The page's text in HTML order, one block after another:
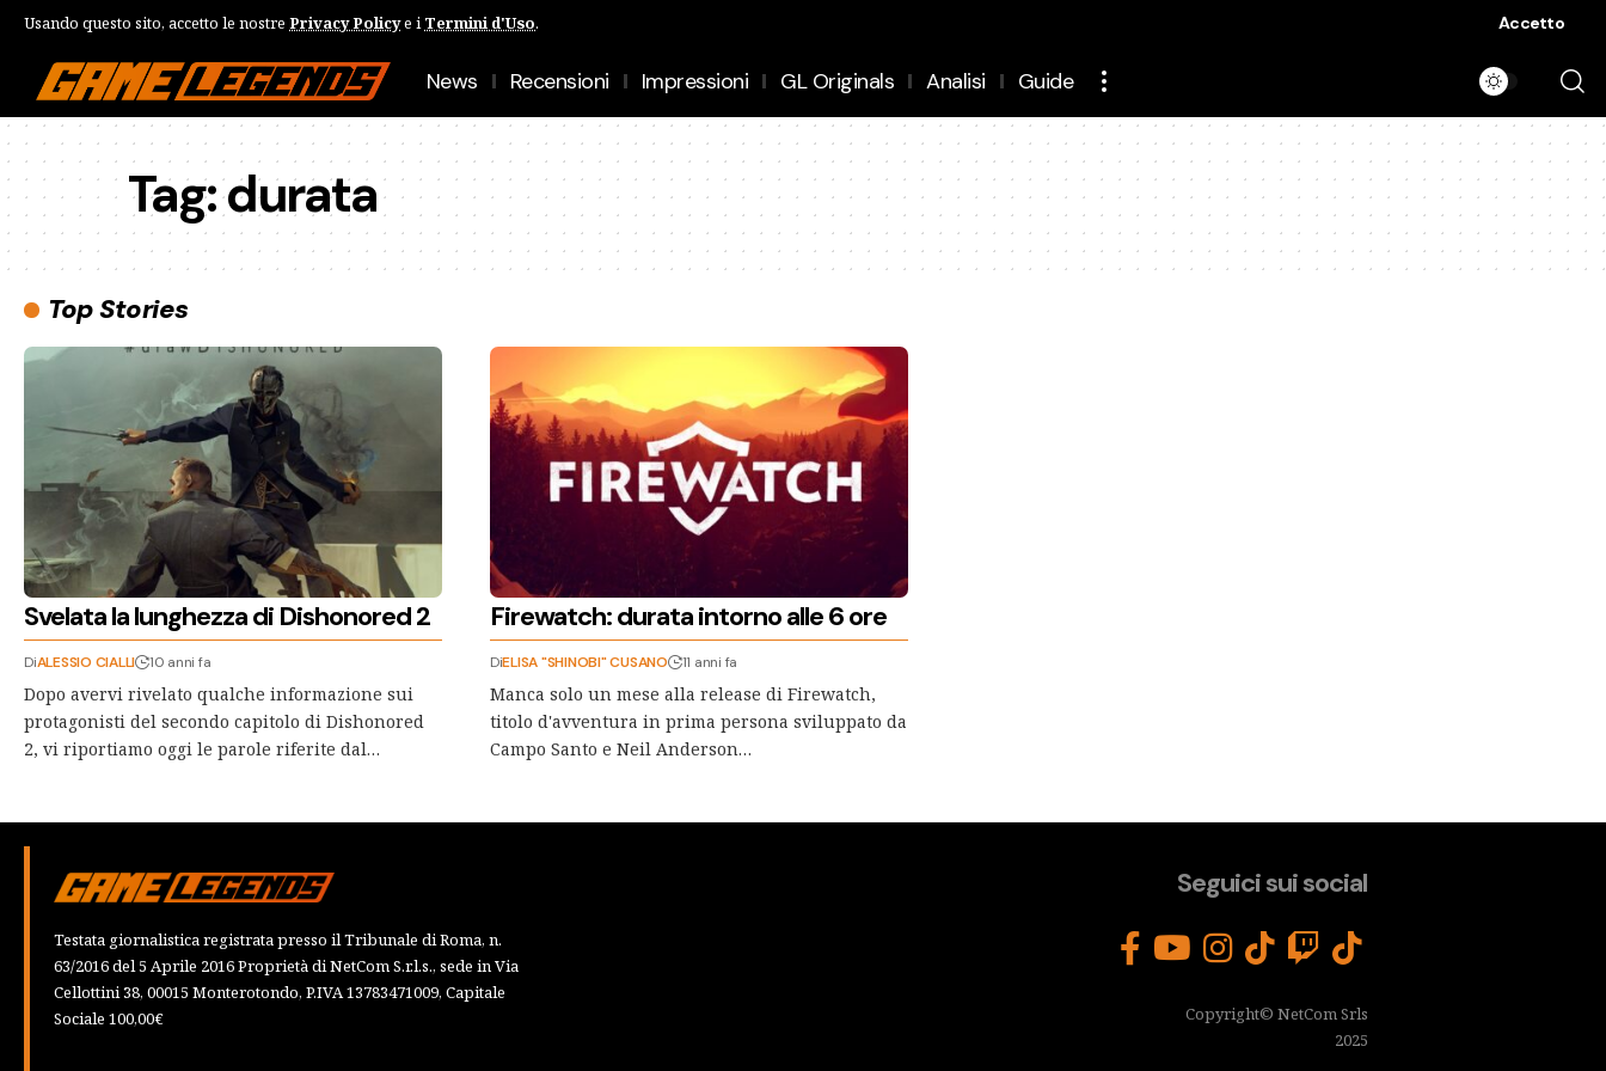
Usando questo sito, accetto le nostre Privacy Policye i Termini d'Uso. Accetto
News Recensioni Impressioni GL Originals Analisi Guide
Tag:durata
Top Stories
Svelata la lunghezza di Dishonored 2
DiALESSIO CIALLI 10 anni fa
Dopo avervi rivelato qualche informazione sui
protagonisti del secondo capitolo di Dishonored
2, vi riportiamo oggi le parole riferite dal…
Firewatch: durata intorno alle 6 ore
DiELISA "SHINOBI" CUSANO 11 anni fa
Manca solo un mese alla release di Firewatch,
titolo d'avventura in prima persona sviluppato da
Campo Santo e Neil Anderson…
Testata giornalistica registrata presso il Tribunale di Roma, n.
63/2016 del 5 Aprile 2016 Proprietà di NetCom S.r.l.s., sede in Via
Cellottini 38, 00015 Monterotondo, P.IVA 13783471009, Capitale
Sociale 100,00€
Seguici sui social
Copyright© NetCom Srls
2025